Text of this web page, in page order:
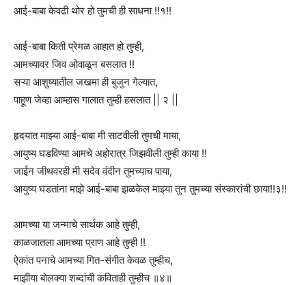
आई-बाबा केवढी थोर हो तुमची ही साधना !!१!!
आई-बाबा किती प्रेमळ आहात हो तुम्ही,
आमच्यावर जिव ओवाळून बसलात !!
सऱ्या आशुष्यातील जखमा ही बुजुन गेल्यात,
पाहूण जेव्हा आम्हास गालात तुम्ही हसलात || २ ||
हृदयात माझ्या आई-बाबा मी साटवीली तुमची माया,
आयुष्य घडविण्या आमचे अहोरात्र जिझवीली तुम्ही काया !!
जाईन जीथवरही मी सदेव वंदीन तुमच्याच पाया,
आयुष्य घडतांना माझे आई-बाबा झळकेल माझ्या तुन तुमच्या संस्कारांची छाया!!३!!
आमच्या या जन्माचे सार्थक आहे तुम्ही,
काळजातला आमच्या प्राण आहे तुम्ही !!
ऐकांत पनाचे आमच्या गित-संगीत केवळ तुम्हीच,
माझीया बोलक्या शब्दांची कविताही तुम्हीच ॥४॥